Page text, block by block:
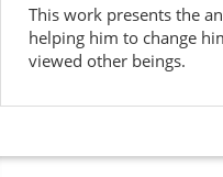
This work presents the
helping him to change
viewed other beings.